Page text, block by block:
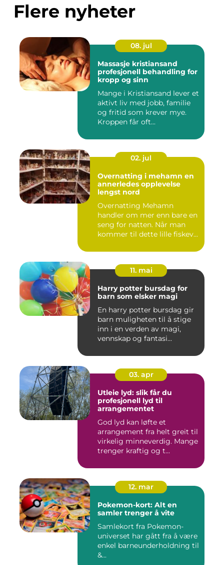
Flere nyheter
08. jul
Massasje kristiansand
profesjonell behandling for
kropp og sinn
Mange i Kristiansand lever et
aktivt liv med jobb, familie
og fritid som krever mye.
Kroppen får oft...
02. jul
Overnatting i mehamn en
annerledes opplevelse
lengst nord
Overnatting Mehamn
handler om mer enn bare en
seng for natten. Når man
kommer til dette lille fiskev...
11. mai
Harry potter bursdag for
barn som elsker magi
En harry potter bursdag gir
barn muligheten til å stige
inn i en verden av magi,
vennskap og fantasi...
03. apr
Utleie lyd: slik får du
profesjonell lyd til
arrangementet
God lyd kan løfte et
arrangement fra helt greit til
virkelig minneverdig. Mange
trenger kraftig og t...
12. mar
Pokemon-kort: Alt en
samler trenger å vite
Samlekort fra Pokemon-
universet har gått fra å være
enkel barneunderholdning til
&...